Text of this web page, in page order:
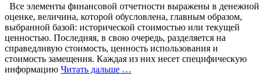
Все элементы финансовой отчетности выражены в денежной
оценке, величина, которой обусловлена, главным образом,
выбранной базой: исторической стоимостью или текущей
ценностью. Последняя, в свою очередь, разделяется на
справедливую стоимость, ценность использования и
стоимость замещения. Каждая из них несет специфическую
информацию Читать дальше …